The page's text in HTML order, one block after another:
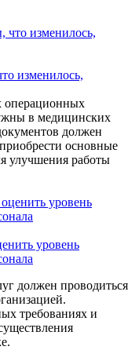
изменилось,
операционных
в медицинских
должен
основные
улучшения работы
уровень
должен проводиться
требованиях и